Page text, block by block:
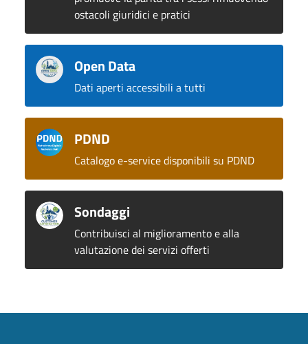
ostacoli giuridici e pratici
Open Data
Dati aperti accessibili a tutti
PDND
Catalogo e-service disponibili su PDND
Sondaggi
Contribuisci al miglioramento e alla
valutazione dei servizi offerti